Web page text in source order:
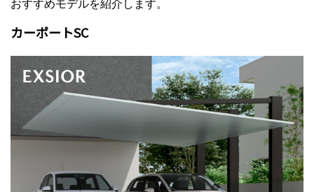
おすすめモデルを紹介します。
カーポートSC